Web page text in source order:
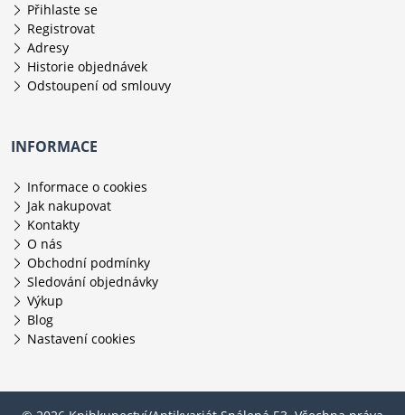
Přihlaste se
Registrovat
Adresy
Historie objednávek
Odstoupení od smlouvy
INFORMACE
Informace o cookies
Jak nakupovat
Kontakty
O nás
Obchodní podmínky
Sledování objednávky
Výkup
Blog
Nastavení cookies